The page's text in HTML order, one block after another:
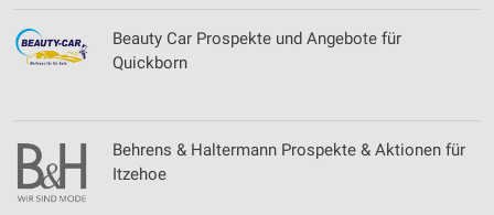
Beauty Car Prospekte und Angebote für
Quickborn
Behrens & Haltermann Prospekte & Aktionen für
Itzehoe